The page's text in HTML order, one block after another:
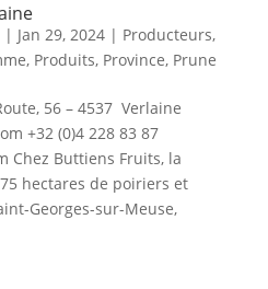
| Jan 29, 2024| Producteurs,
, Produits, Province, Prune
56 – 4537 Verlaine
+32 (0)4 228 83 87
Chez Buttiens Fruits, la
hectares de poiriers et
Georges-sur-Meuse,